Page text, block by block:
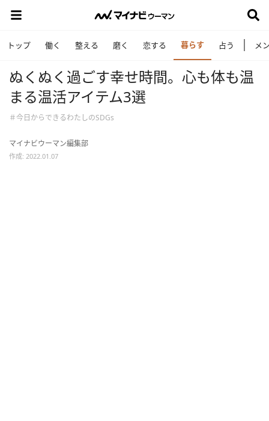
トップ 働く 整える 磨く 恋する 暮らす 占う メ
ぬくぬく過ごす幸せ時間。心も体も温
まる温活アイテム3選
＃今日からできるわたしのSDGs
マイナビウーマン編集部
作成: 2022.01.07